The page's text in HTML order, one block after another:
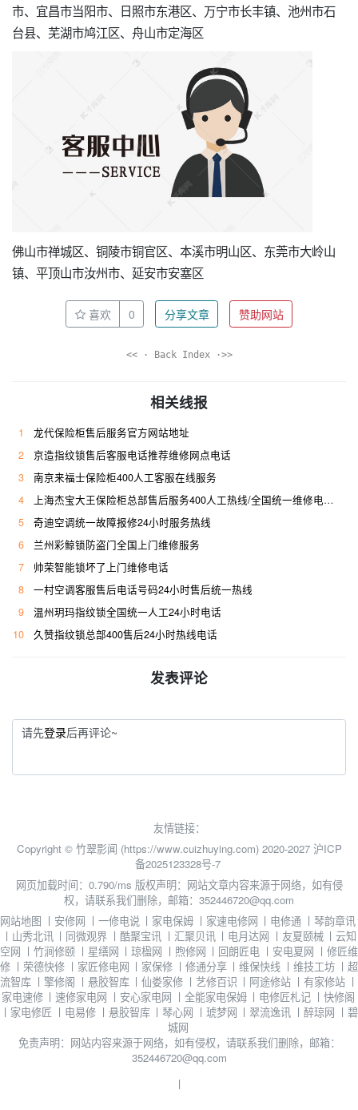
市、宜昌市当阳市、日照市东港区、万宁市长丰镇、池州市石
台县、芜湖市鸠江区、舟山市定海区
佛山市禅城区、铜陵市铜官区、本溪市明山区、东莞市大岭山
镇、平顶山市汝州市、延安市安塞区
喜欢 0 分享文章 赞助网站
<< · Back Index ·>>
相关线报
1
龙代保险柜售后服务官方网站地址
2
京造指纹锁售后客服电话推荐维修网点电话
3
南京来福士保险柜400人工客服在线服务
4
上海杰宝大王保险柜总部售后服务400人工热线/全国统一维修电话是多少
5
奇迪空调统一故障报修24小时服务热线
6
兰州彩鲸锁防盗门全国上门维修服务
7
帅荣智能锁坏了上门维修电话
8
一村空调客服售后电话号码24小时售后统一热线
9
温州玥玛指纹锁全国统一人工24小时电话
10
久赞指纹锁总部400售后24小时热线电话
发表评论
请先登录后再评论~
友情链接：
Copyright © 竹翠影闻 (https://www.cuizhuying.com) 2020-2027 沪ICP
备2025123328号-7
网页加载时间：0.790/ms 版权声明：网站文章内容来源于网络，如有侵
权，请联系我们删除，邮箱：352446720@qq.com
网站地图 丨 安修网 丨 一修电说 丨 家电保姆 丨 家速电修网 丨 电修通 丨琴韵章讯
丨 山秀北讯 丨 同微观界 丨 酷聚宝讯 丨 汇聚贝讯 丨 电月达网 丨 友夏颐械 丨云知
空网 丨 竹涧修颐 丨 星缮网 丨琼楹网 丨 煦修网 丨 回朗匠电 丨 安电夏网 丨 修匠维
修 丨 荣德快修 丨 家匠修电网 丨 家保修 丨 修通分享 丨维保快线 丨维技工坊 丨 超
流智库 丨 擎修阁 丨 悬胶智库 丨仙娄家修 丨 艺修百识 丨 阿途修站 丨 有家修站 丨
家电速修 丨 速修家电网 丨 安心家电网 丨 全能家电保姆 丨 电修匠札记 丨 快修阁
丨 家电修匠 丨 电易修 丨 悬胶智库 丨琴心网 丨 琥梦网 丨翠流逸讯 丨醉琼网 丨 碧
城网
免责声明：网站内容来源于网络，如有侵权，请联系我们删除，邮箱：
352446720@qq.com
丨